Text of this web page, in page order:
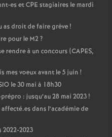
es etCPE stagiaires le mardi
as droit de faire grève!
pour le M2?
rendre à un concours (CAPES,
mes voeux avant le 5 juin !
le 30 mai à 18h30
: jusqu’au 28 mai 2023!
dans l’académie de
2023